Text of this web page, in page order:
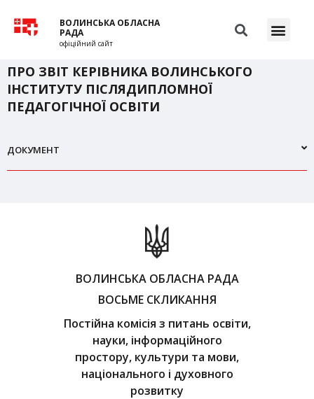
ВОЛИНСЬКА ОБЛАСНА
РАДА
офіційний сайт
ПРО ЗВІТ КЕРІВНИКА ВОЛИНСЬКОГО
ІНСТИТУТУ ПІСЛЯДИПЛОМНОЇ
ПЕДАГОГІЧНОЇ ОСВІТИ
ДОКУМЕНТ
ВОЛИНСЬКА ОБЛАСНА РАДА
ВОСЬМЕ СКЛИКАННЯ
Постійна комісія з питань освіти,
науки, інформаційного
простору, культури та мови,
національного і духовного
розвитку